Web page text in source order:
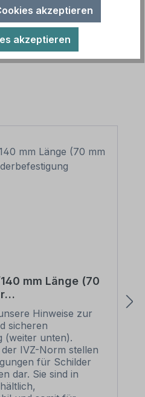
Mehr
mm Länge (70
Hinweise zur
sicheren
(weiter unten).
IVZ-Norm stellen
für Schilder
dar. Sie sind in
akzeptieren
akzeptieren